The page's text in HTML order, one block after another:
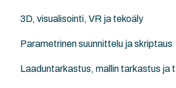
1 Lupamallin tietojen yleiskatsaus
2 Lupamallin osien tietokuvaukset
3 Lupamallialoituspohjan
3D, visualisointi, VR ja tekoäly
Archicad
Twinmotion
Parametrinen suunnittelu ja skriptaus
Archicad Python API
Laaduntarkastus, mallin tarkastus ja